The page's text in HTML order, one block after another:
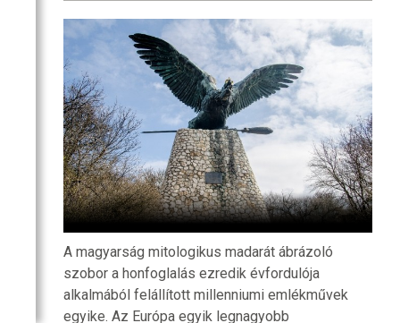
PROGRAM
A magyarság mitologikus madarát ábrázoló
szobor a honfoglalás ezredik évfordulója
alkalmából felállított millenniumi emlékművek
egyike. Az Európa egyik legnagyobb